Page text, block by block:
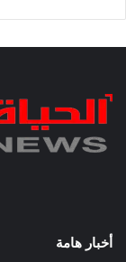
أخبار هامة